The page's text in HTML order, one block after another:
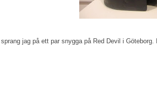
jag på ett par snygga på Red Devil i